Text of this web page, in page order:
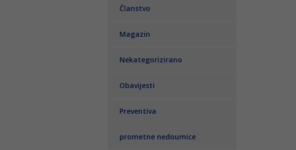
Članstvo
Magazin
Nekategorizirano
Obavijesti
Preventiva
prometne nedoumice